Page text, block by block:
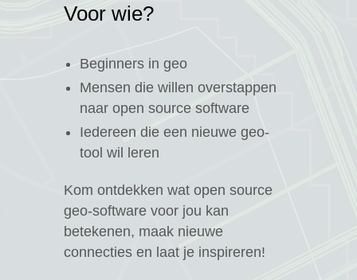
Voor wie?
Beginners in geo
Mensen die willen overstappen
naar open source software
Iedereen die een nieuwe geo-
tool wil leren
Kom ontdekken wat open source
geo-software voor jou kan
betekenen, maak nieuwe
connecties en laat je inspireren!